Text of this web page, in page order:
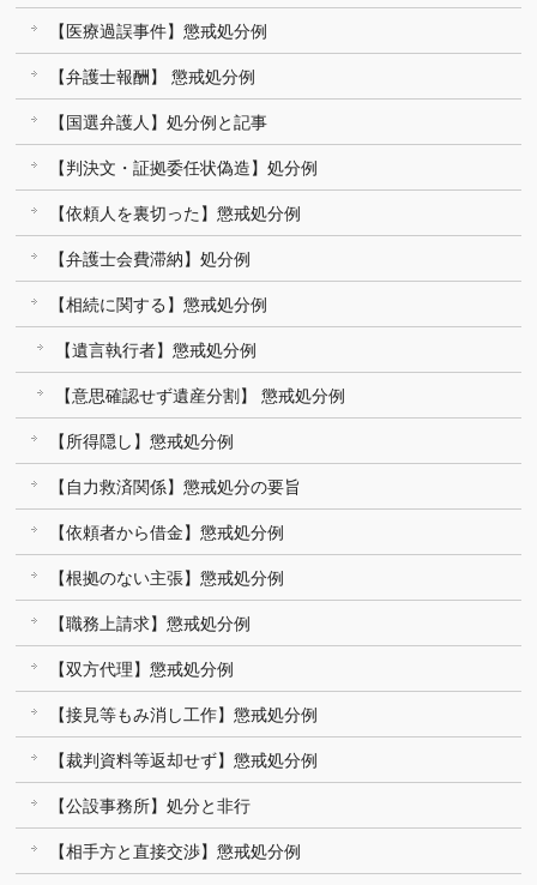
【医療過誤事件】懲戒処分例
【弁護士報酬】 懲戒処分例
【国選弁護人】処分例と記事
【判決文・証拠委任状偽造】処分例
【依頼人を裏切った】懲戒処分例
【弁護士会費滞納】処分例
【相続に関する】懲戒処分例
【遺言執行者】懲戒処分例
【意思確認せず遺産分割】 懲戒処分例
【所得隠し】懲戒処分例
【自力救済関係】懲戒処分の要旨
【依頼者から借金】懲戒処分例
【根拠のない主張】懲戒処分例
【職務上請求】懲戒処分例
【双方代理】懲戒処分例
【接見等もみ消し工作】懲戒処分例
【裁判資料等返却せず】懲戒処分例
【公設事務所】処分と非行
【相手方と直接交渉】懲戒処分例